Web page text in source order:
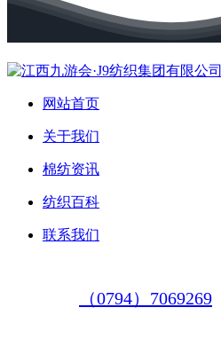
网站首页
关于我们
棉纺资讯
纺织百科
联系我们
（0794）7069269